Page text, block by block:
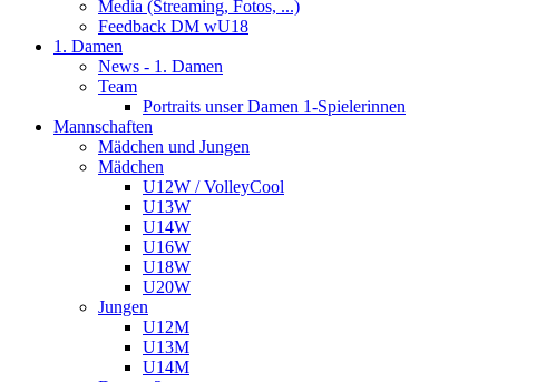
Media (Streaming, Fotos, ...)
Feedback DM wU18
1. Damen
News - 1. Damen
Team
Portraits unser Damen 1-Spielerinnen
Mannschaften
Mädchen und Jungen
Mädchen
U12W / VolleyCool
U13W
U14W
U16W
U18W
U20W
Jungen
U12M
U13M
U14M